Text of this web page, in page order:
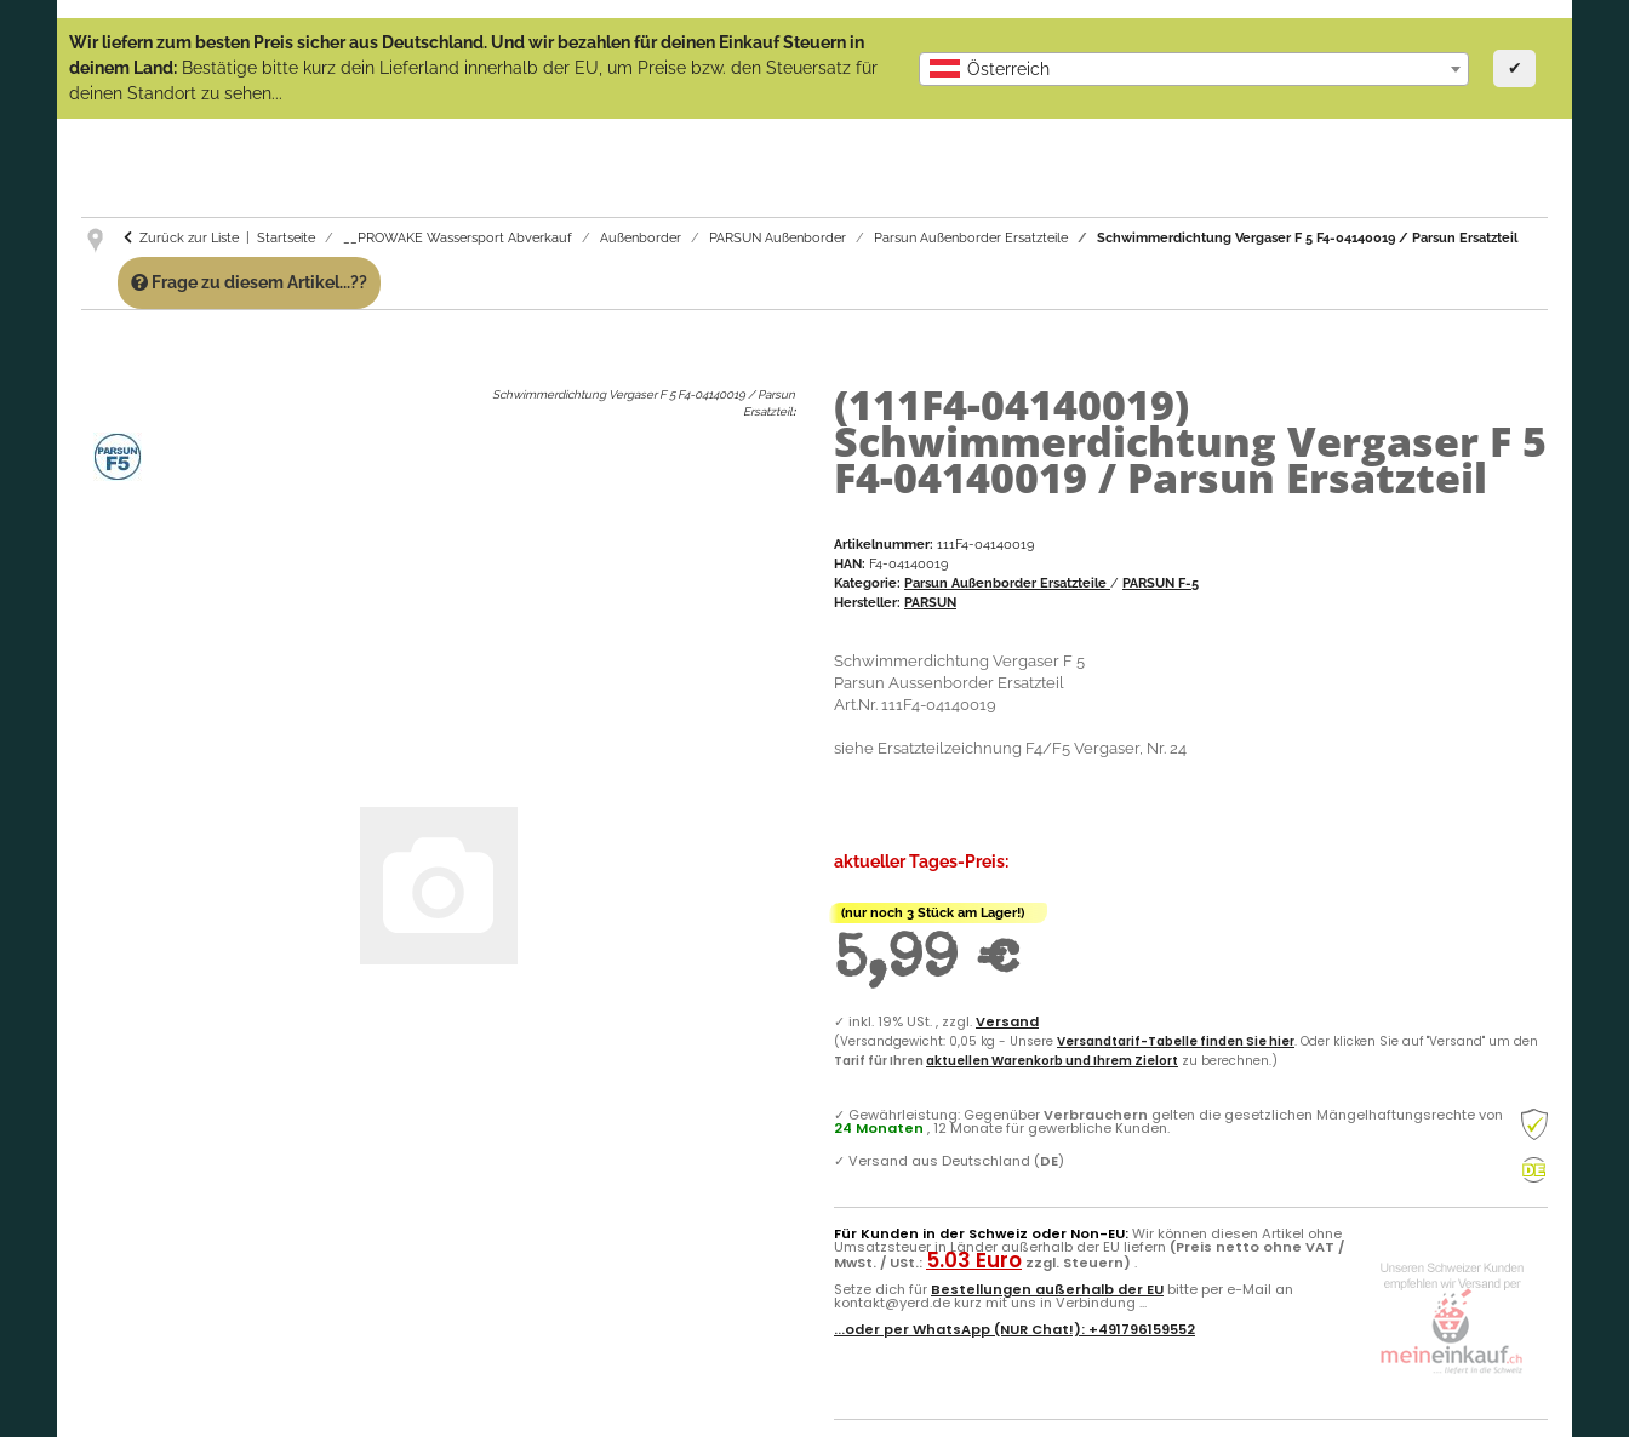
(Abverkauf)!
GARANTIE UND SERVICE:
Artikeln einfach an!
Wir liefern zum besten Preis sicher aus Deutschland. Und wir bezahlen für deinen Einkauf Steuern in
deinem Land: Bestätige bitte kurz dein Lieferland innerhalb der EU, um Preise bzw. den Steuersatz für
deinen Standort zu sehen...
Österreich ✔
Zurück zur Liste Startseite __PROWAKE Wassersport Abverkauf Außenborder PARSUN Außenborder Parsun Außenborder Ersatzteile Schwimmerdichtung Vergaser F 5 F4-04140019 / Parsun Ersatzteil
Frage zu diesem Artikel...??
Schwimmerdichtung Vergaser F 5 F4-04140019 / Parsun
Ersatzteil: (111F4-04140019)
Schwimmerdichtung Vergaser F 5
F4-04140019 / Parsun Ersatzteil
Artikelnummer: 111F4-04140019
HAN: F4-04140019
Kategorie: Parsun Außenborder Ersatzteile / PARSUN F-5
Hersteller: PARSUN
Schwimmerdichtung Vergaser F 5
Parsun Aussenborder Ersatzteil
Art.Nr. 111F4-04140019
siehe Ersatzteilzeichnung F4/F5 Vergaser, Nr. 24
aktueller Tages-Preis:
(nur noch 3 Stück am Lager!)
5,99 €
✓ inkl. 19% USt. , zzgl.Versand
(Versandgewicht: 0,05 kg - Unsere Versandtarif-Tabelle finden Sie hier. Oder klicken Sie auf "Versand" um den
Tarif für Ihren aktuellen Warenkorb und Ihrem Zielort zu berechnen.)
✓ Gewährleistung: GegenüberVerbrauchern gelten die gesetzlichen Mängelhaftungsrechte von
24 Monaten , 12 Monate für gewerbliche Kunden.
✓ Versand aus Deutschland (DE)
Für Kunden in der Schweiz oder Non-EU:Wir können diesen Artikel ohne
Umsatzsteuer in Länder außerhalb der EU liefern (Preis netto ohne VAT /
MwSt. / USt.: 5.03 Euro zzgl. Steuern) .
Setze dich für Bestellungen außerhalb der EU bitte per e-Mail an
kontakt@yerd.de kurz mit uns in Verbindung ...
...oder perWhatsApp (NUR Chat!): +491796159552